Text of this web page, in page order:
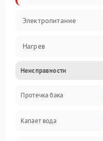
Электропитание
Нагрев
Датчики
Механика
Неисправности
Протечка бака
Капает вода